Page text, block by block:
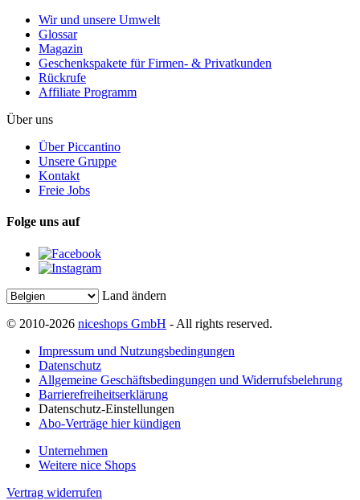
Wir und unsere Umwelt
Glossar
Magazin
Geschenkspakete für Firmen- & Privatkunden
Rückrufe
Affiliate Programm
Über uns
Über Piccantino
Unsere Gruppe
Kontakt
Freie Jobs
Folge uns auf
Land ändern
© 2010-2026 niceshops GmbH - All rights reserved.
Impressum und Nutzungsbedingungen
Datenschutz
Allgemeine Geschäftsbedingungen und Widerrufsbelehrung
Barrierefreiheitserklärung
Datenschutz-Einstellungen
Abo-Verträge hier kündigen
Unternehmen
Weitere nice Shops
Vertrag widerrufen